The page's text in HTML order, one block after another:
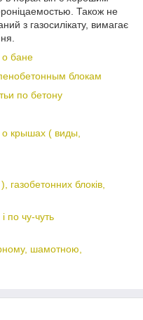
Також не
з газосилікату, вимагає
о бане
блокам
по бетону
крышах ( виды,
газобетонних блоків,
по чу-чуть
шамотною,